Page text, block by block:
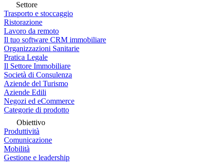
Settore
Trasporto e stoccaggio
Ristorazione
Lavoro da remoto
Il tuo software CRM immobiliare
Organizzazioni Sanitarie
Pratica Legale
Il Settore Immobiliare
Società di Consulenza
Aziende del Turismo
Aziende Edili
Negozi ed eCommerce
Categorie di prodotto
Obiettivo
Produttività
Comunicazione
Mobilità
Gestione e leadership